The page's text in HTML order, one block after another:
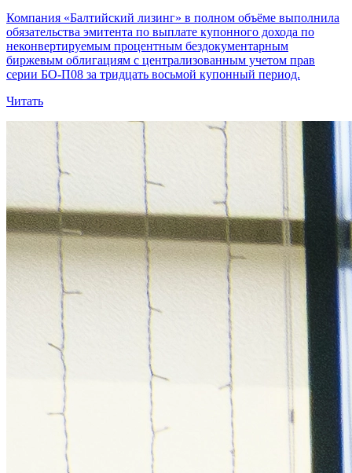
Компания «Балтийский лизинг» в полном объёме выполнила
обязательства эмитента по выплате купонного дохода по
неконвертируемым процентным бездокументарным
биржевым облигациям с централизованным учетом прав
серии БО-П08 за тридцать восьмой купонный период.
Читать